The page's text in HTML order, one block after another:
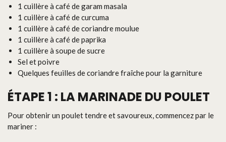
1 cuillère à café de garam masala
1 cuillère à café de curcuma
1 cuillère à café de coriandre moulue
1 cuillère à café de paprika
1 cuillère à soupe de sucre
Sel et poivre
Quelques feuilles de coriandre fraîche pour la garniture
ÉTAPE 1 : LA MARINADE DU POULET
Pour obtenir un poulet tendre et savoureux, commencez par le
mariner :